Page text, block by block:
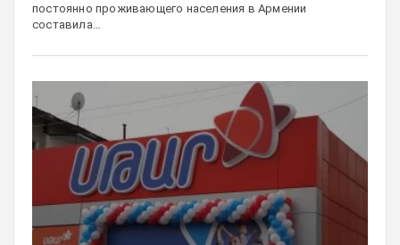
постоянно проживающего населения в Армении
составила…